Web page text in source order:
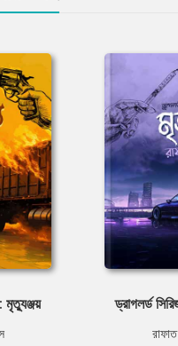
মৃত্যুঞ্জয় ড্রাগলর্ড